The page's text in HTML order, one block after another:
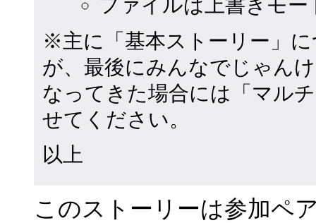
ファイルは上書きモ
※主に「基本ストーリー」
が、最後にみんなでじゃん
なってきた場合には「マル
せてください。
以上
このストーリーは参加ペ